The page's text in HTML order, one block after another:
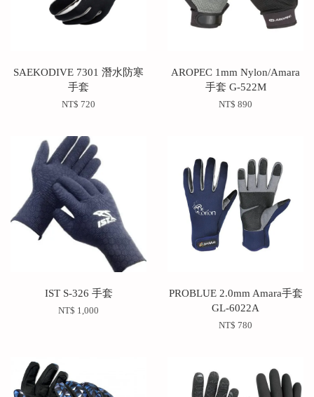
SAEKODIVE 7301 潛水防寒
手套
NT$ 720
AROPEC 1mm Nylon/Amara
手套 G-522M
NT$ 890
IST S-326 手套
NT$ 1,000
PROBLUE 2.0mm Amara手套
GL-6022A
NT$ 780